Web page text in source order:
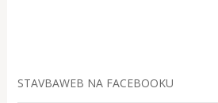
STAVBAWEB NA FACEBOOKU